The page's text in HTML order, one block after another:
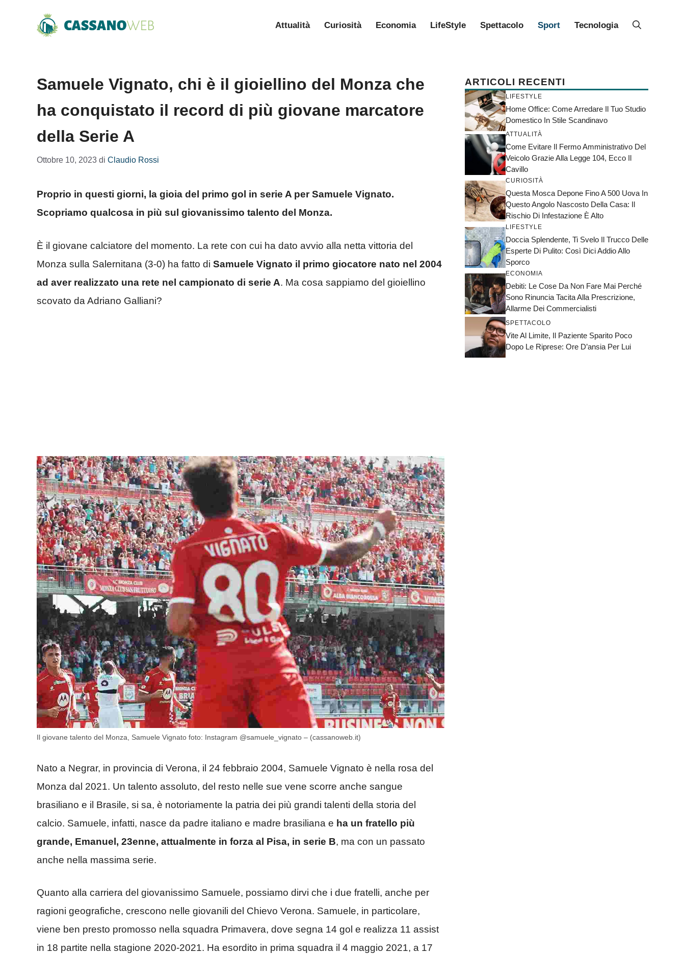
Attualità Curiosità Economia LifeStyle Spettacolo Sport Tecnologia
Samuele Vignato, chi è il gioiellino del Monza che
ha conquistato il record di più giovane marcatore
della Serie A
Ottobre 10, 2023 di Claudio Rossi
Proprio in questi giorni, la gioia del primo gol in serie A per Samuele Vignato.
Scopriamo qualcosa in più sul giovanissimo talento del Monza.
È il giovane calciatore del momento. La rete con cui ha dato avvio alla netta vittoria del
Monza sulla Salernitana (3-0) ha fatto di Samuele Vignato il primo giocatore nato nel 2004
ad aver realizzato una rete nel campionato di serie A. Ma cosa sappiamo del gioiellino
scovato da Adriano Galliani?
Il giovane talento del Monza, Samuele Vignato foto: Instagram @samuele_vignato – (cassanoweb.it)
Nato a Negrar, in provincia di Verona, il 24 febbraio 2004, Samuele Vignato è nella rosa del
Monza dal 2021. Un talento assoluto, del resto nelle sue vene scorre anche sangue
brasiliano e il Brasile, si sa, è notoriamente la patria dei più grandi talenti della storia del
calcio. Samuele, infatti, nasce da padre italiano e madre brasiliana e ha un fratello più
grande, Emanuel, 23enne, attualmente in forza al Pisa, in serie B, ma con un passato
anche nella massima serie.
Quanto alla carriera del giovanissimo Samuele, possiamo dirvi che i due fratelli, anche per
ragioni geografiche, crescono nelle giovanili del Chievo Verona. Samuele, in particolare,
viene ben presto promosso nella squadra Primavera, dove segna 14 gol e realizza 11 assist
in 18 partite nella stagione 2020-2021. Ha esordito in prima squadra il 4 maggio 2021, a 17
ARTICOLI RECENTI
LIFESTYLE
Home Office: Come Arredare Il Tuo Studio
Domestico In Stile Scandinavo
ATTUALITÀ
Come Evitare Il Fermo Amministrativo Del
Veicolo Grazie Alla Legge 104, Ecco Il
Cavillo
CURIOSITÀ
Questa Mosca Depone Fino A 500 Uova In
Questo Angolo Nascosto Della Casa: Il
Rischio Di Infestazione È Alto
LIFESTYLE
Doccia Splendente, Ti Svelo Il Trucco Delle
Esperte Di Pulito: Così Dici Addio Allo
Sporco
ECONOMIA
Debiti: Le Cose Da Non Fare Mai Perché
Sono Rinuncia Tacita Alla Prescrizione,
Allarme Dei Commercialisti
SPETTACOLO
Vite Al Limite, Il Paziente Sparito Poco
Dopo Le Riprese: Ore D’ansia Per Lui